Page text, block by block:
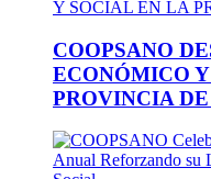
COOPSANO
ECONÓMICO
PROVINCIA